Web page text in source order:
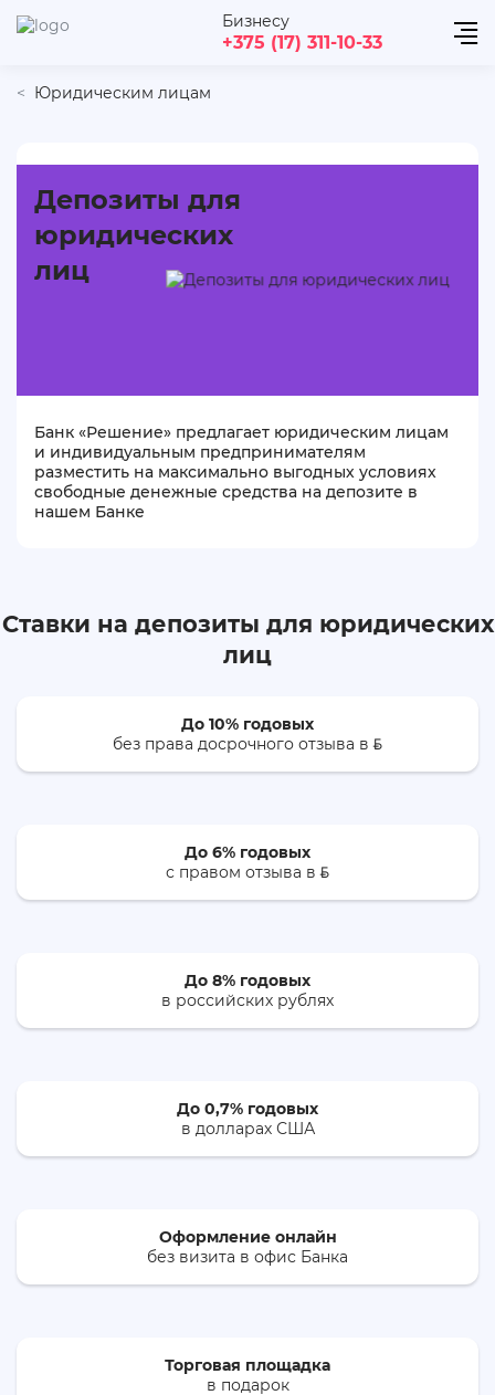
Бизнесу
+375 (17) 311-10-33
Юридическим лицам
Депозиты для
юридических
лиц
Банк «Решение» предлагает юридическим лицам
и индивидуальным предпринимателям
разместить на максимально выгодных условиях
свободные денежные средства на депозите в
нашем Банке
Ставки на депозиты для юридических
лиц
До 10% годовых
без права досрочного отзыва в ƃ
До 6% годовых
с правом отзыва в ƃ
До 8% годовых
в российских рублях
До 0,7% годовых
в долларах США
Оформление онлайн
без визита в офис Банка
Торговая площадка
в подарок